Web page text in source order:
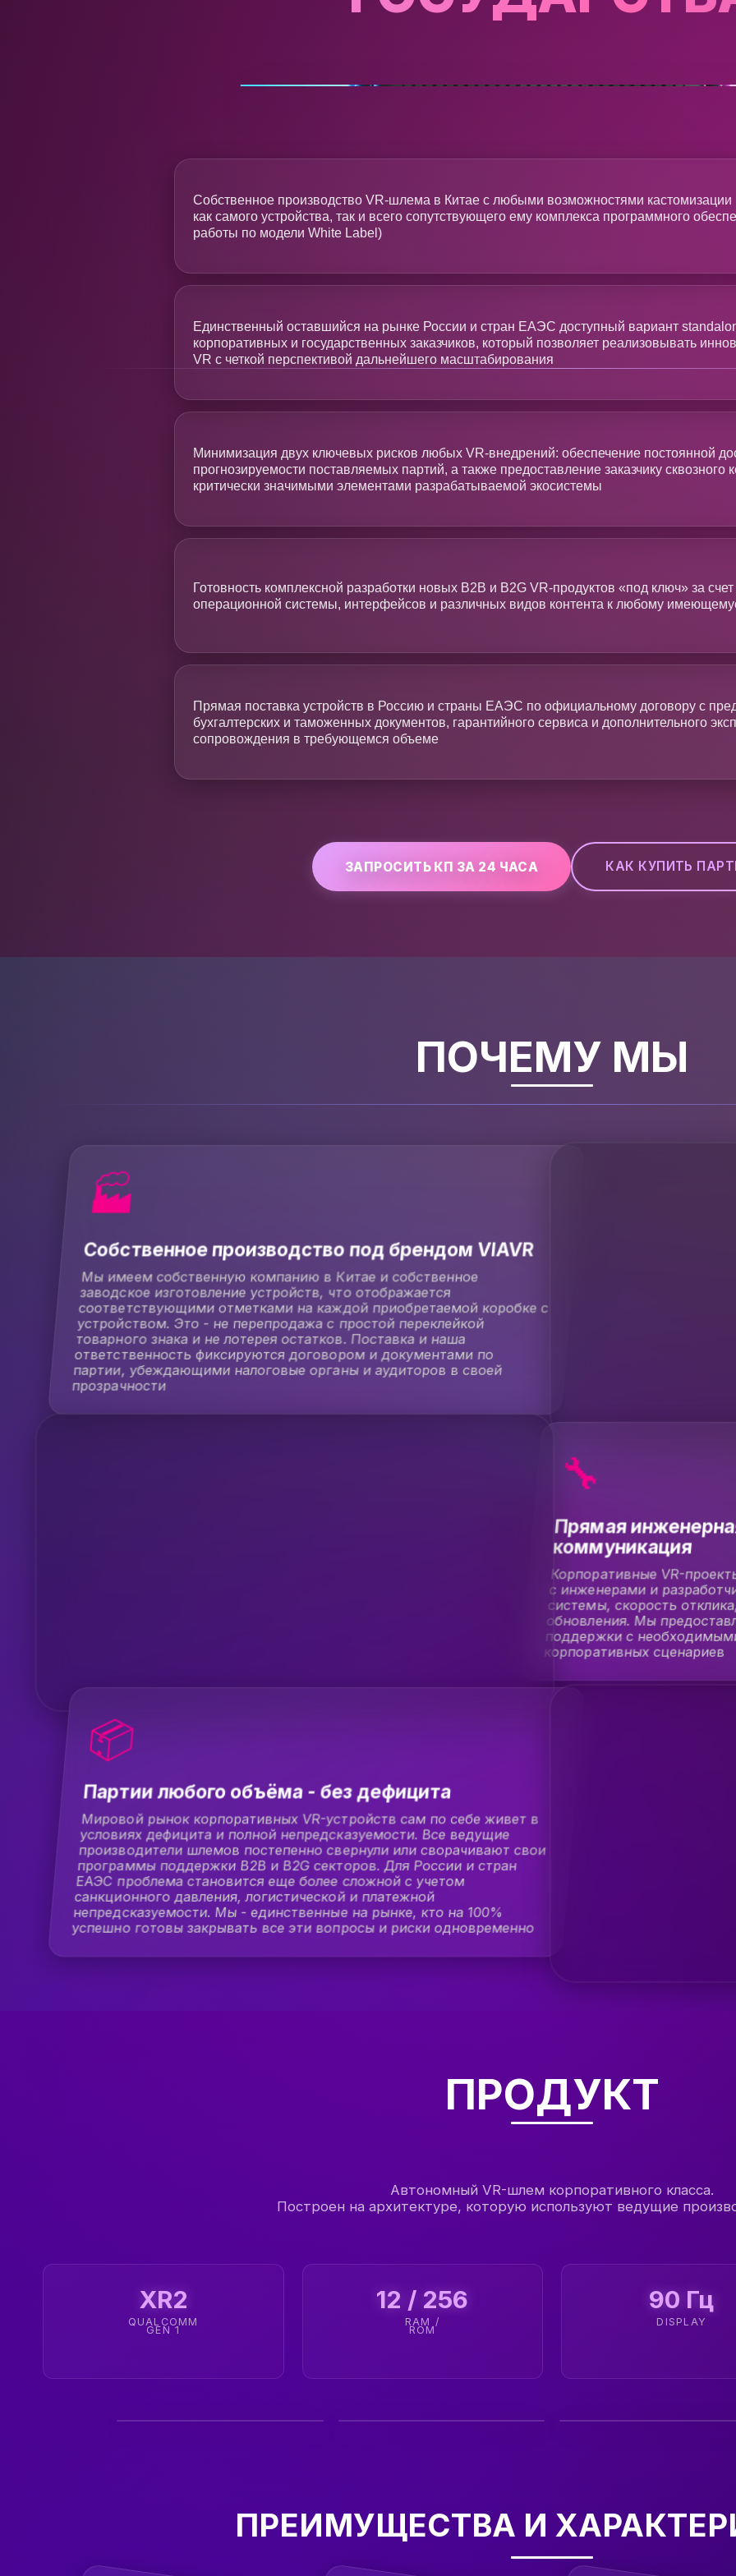
Собственное производство VR-шлема в Китае с любыми возможностями
как самого устройства, так и всего сопутствующего ему комплекса программного
работы по модели White Label)
Единственный оставшийся на рынке России и стран ЕАЭС доступный вариант
корпоративных и государственных заказчиков, который позволяет реализовывать
VR с четкой перспективой дальнейшего масштабирования
Минимизация двух ключевых рисков любых VR-внедрений: обеспечение постоянной
прогнозируемости поставляемых партий, а также предоставление заказчику сквозного
критически значимыми элементами разрабатываемой экосистемы
Готовность комплексной разработки новых B2B и B2G VR-продуктов «под ключ» за
операционной системы, интерфейсов и различных видов контента к любому
Прямая поставка устройств в Россию и страны ЕАЭС по официальному договору с
бухгалтерских и таможенных документов, гарантийного сервиса и дополнительного
сопровождения в требующемся объеме
ЗАПРОСИТЬ КП ЗА 24 ЧАСА КАК КУПИТЬ
ПОЧЕМУ МЫ
🏭
Собственное производство под брендом VIAVR
Мы имеем собственную компанию в Китае и собственное
заводское изготовление устройств, что отображается
соответствующими отметками на каждой приобретаемой коробке с
устройством. Это - не перепродажа с простой переклейкой
товарного знака и не лотерея остатков. Поставка и наша
ответственность фиксируются договором и документами по
партии, убеждающими налоговые органы и аудиторов в своей
прозрачности
🔧
Прямая
коммуникация
Корпоративные VR-
с инженерами и
системы, скорость
обновления. Мы
поддержки с
корпоративных сценариев
📦
Партии любого объёма - без дефицита
Мировой рынок корпоративных VR-устройств сам по себе живет в
условиях дефицита и полной непредсказуемости. Все ведущие
производители шлемов постепенно свернули или сворачивают свои
программы поддержки B2B и B2G секторов. Для России и стран
ЕАЭС проблема становится еще более сложной с учетом
санкционного давления, логистической и платежной
непредсказуемости. Мы - единственные на рынке, кто на 100%
успешно готовы закрывать все эти вопросы и риски одновременно
ПРОДУКТ
Автономный VR-шлем корпоративного класса.
Построен на архитектуре, которую используют ведущие
XR2
QUALCOMM
GEN 1
12 / 256
RAM /
ROM
90 Гц
DISPLAY
ПРЕИМУЩЕСТВА И